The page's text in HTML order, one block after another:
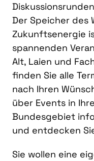
Der Speicher des
Zukunftsenergie
spannenden
Alt, Laien und
finden Sie alle
nach Ihren
über Events in
Bundesgebiet
und entdecken
Sie wollen eine